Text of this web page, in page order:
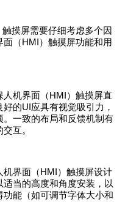
摸屏需要仔细考虑多个因
（HMI）触摸屏功能和用
机界面（HMI）触摸屏直
的UI应具有视觉吸引力，
一致的布局和反馈机制有
互。
机界面（HMI）触摸屏设计
当的高度和角度安装，以
能（如可调节字体大小和